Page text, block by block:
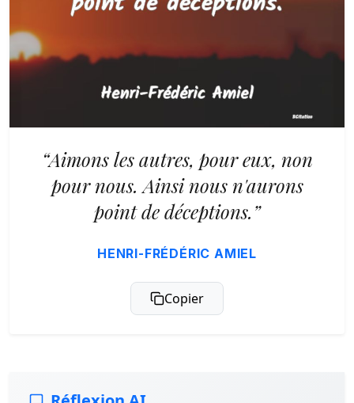
“Aimons les autres, pour eux, non
pour nous. Ainsi nous n'aurons
point de déceptions.”
HENRI-FRÉDÉRIC AMIEL
Copier